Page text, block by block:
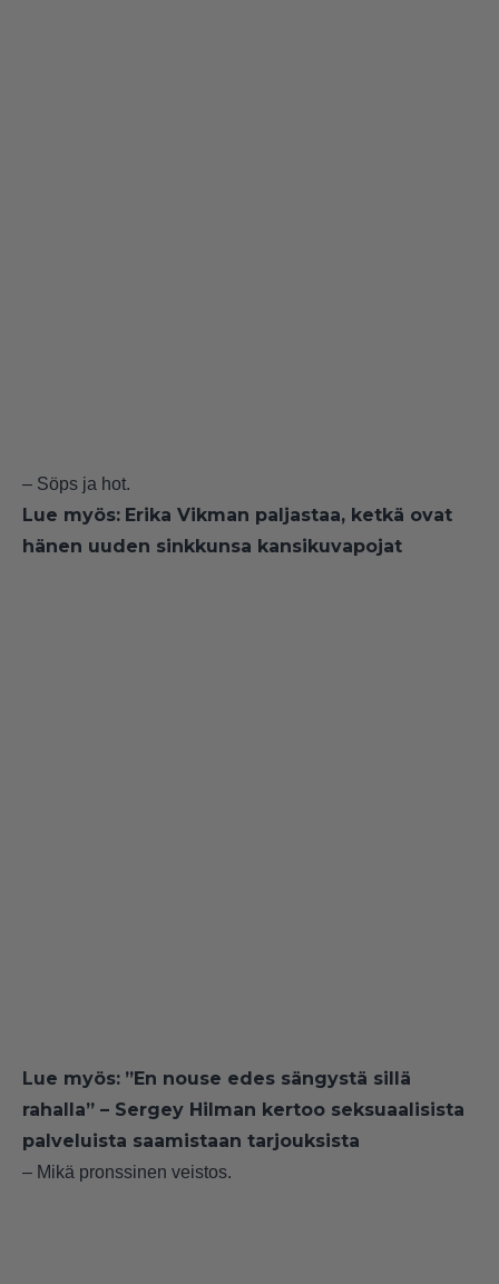
– Söps ja hot.
Lue myös: Erika Vikman paljastaa, ketkä ovat
hänen uuden sinkkunsa kansikuvapojat
Lue myös: ”En nouse edes sängystä sillä
rahalla” – Sergey Hilman kertoo seksuaalisista
palveluista saamistaan tarjouksista
– Mikä pronssinen veistos.